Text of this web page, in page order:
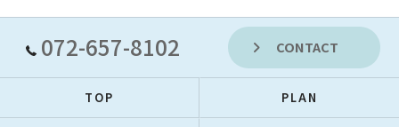
072-657-8102 CONTACT
TOP PLAN